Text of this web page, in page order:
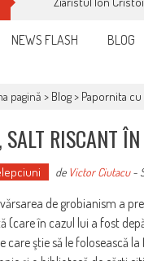
NEWS FLASH BLOG
pagină > Blog> Papornita
SALT RISCANT
de Victor Ciutacu-
de grobianism a
(care în cazul lui a fost
care ştie să le folosească